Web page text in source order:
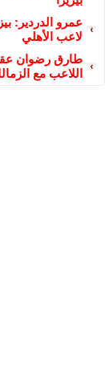
عمرو الدردير:
لاعب الأهلي
طارق رضوان
اللاعب مع